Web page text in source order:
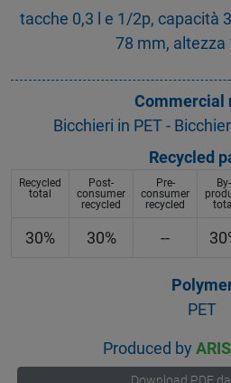
tacche 0,3 l e 1/2p, capacità
78 mm, altezza
Commercial
Bicchieri in PET -
Recycled
Recycled
total
Post-
consumer
recycled
Pre-
consumer
recycled
By-
total
30% 30% --
PET
Produced by